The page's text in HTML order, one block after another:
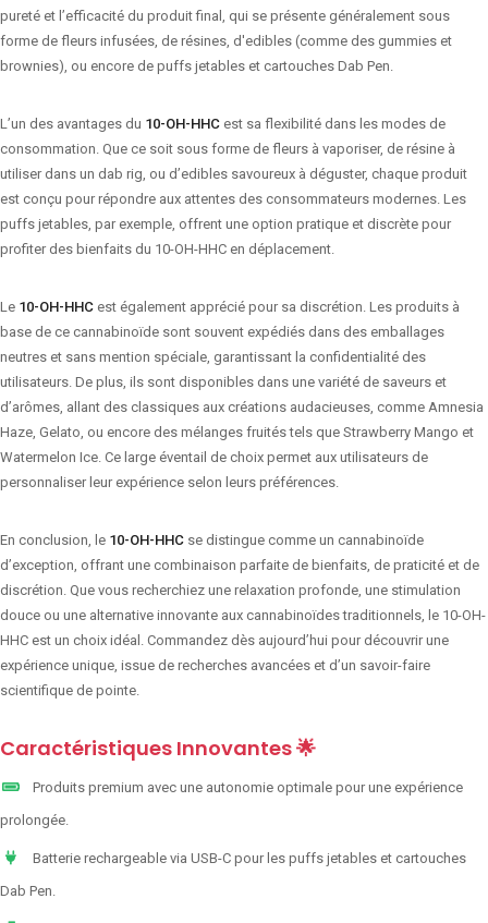
pureté et l’efficacité du produit final, qui se présente généralement sous
forme de fleurs infusées, de résines, d'edibles (comme des gummies et
brownies), ou encore de puffs jetables et cartouches Dab Pen.
L’un des avantages du 10-OH-HHC est sa flexibilité dans les modes de
consommation. Que ce soit sous forme de fleurs à vaporiser, de résine à
utiliser dans un dab rig, ou d’edibles savoureux à déguster, chaque produit
est conçu pour répondre aux attentes des consommateurs modernes. Les
puffs jetables, par exemple, offrent une option pratique et discrète pour
profiter des bienfaits du 10-OH-HHC en déplacement.
Le 10-OH-HHC est également apprécié pour sa discrétion. Les produits à
base de ce cannabinoïde sont souvent expédiés dans des emballages
neutres et sans mention spéciale, garantissant la confidentialité des
utilisateurs. De plus, ils sont disponibles dans une variété de saveurs et
d’arômes, allant des classiques aux créations audacieuses, comme Amnesia
Haze, Gelato, ou encore des mélanges fruités tels que Strawberry Mango et
Watermelon Ice. Ce large éventail de choix permet aux utilisateurs de
personnaliser leur expérience selon leurs préférences.
En conclusion, le 10-OH-HHC se distingue comme un cannabinoïde
d’exception, offrant une combinaison parfaite de bienfaits, de praticité et de
discrétion. Que vous recherchiez une relaxation profonde, une stimulation
douce ou une alternative innovante aux cannabinoïdes traditionnels, le 10-OH-
HHC est un choix idéal. Commandez dès aujourd’hui pour découvrir une
expérience unique, issue de recherches avancées et d’un savoir-faire
scientifique de pointe.
Caractéristiques Innovantes 🌟
Produits premium avec une autonomie optimale pour une expérience
prolongée.
Batterie rechargeable via USB-C pour les puffs jetables et cartouches
Dab Pen.